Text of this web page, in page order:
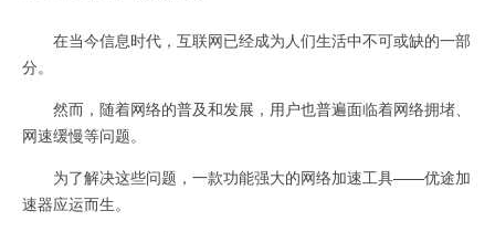
在当今信息时代，互联网已经成为人们生活中不可或缺的一部
分。
然而，随着网络的普及和发展，用户也普遍面临着网络拥堵、
网速缓慢等问题。
为了解决这些问题，一款功能强大的网络加速工具——优途加
速器应运而生。